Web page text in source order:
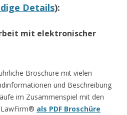
Details):
mit elektronischer
Broschüre mit vielen
und Beschreibung
im Zusammenspiel mit den
als PDF Broschüre